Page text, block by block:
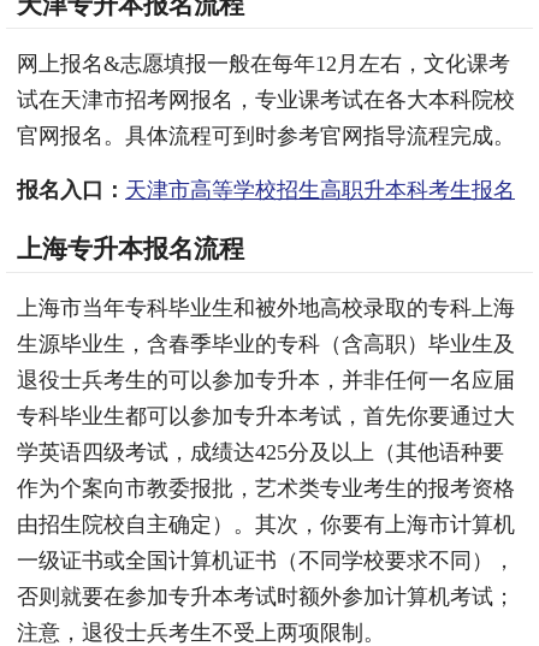
网上报名&志愿填报一般在每年12月左右，文化课考
试在天津市招考网报名，专业课考试在各大本科院校
官网报名。具体流程可到时参考官网指导流程完成。
报名入口： 天津市高等学校招生高职升本科考生报名
上海专升本报名流程
上海市当年专科毕业生和被外地高校录取的专科上海
生源毕业生，含春季毕业的专科（含高职）毕业生及
退役士兵考生的可以参加专升本，并非任何一名应届
专科毕业生都可以参加专升本考试，首先你要通过大
学英语四级考试，成绩达425分及以上（其他语种要
作为个案向市教委报批，艺术类专业考生的报考资格
由招生院校自主确定）。其次，你要有上海市计算机
一级证书或全国计算机证书（不同学校要求不同），
否则就要在参加专升本考试时额外参加计算机考试；
注意，退役士兵考生不受上两项限制。